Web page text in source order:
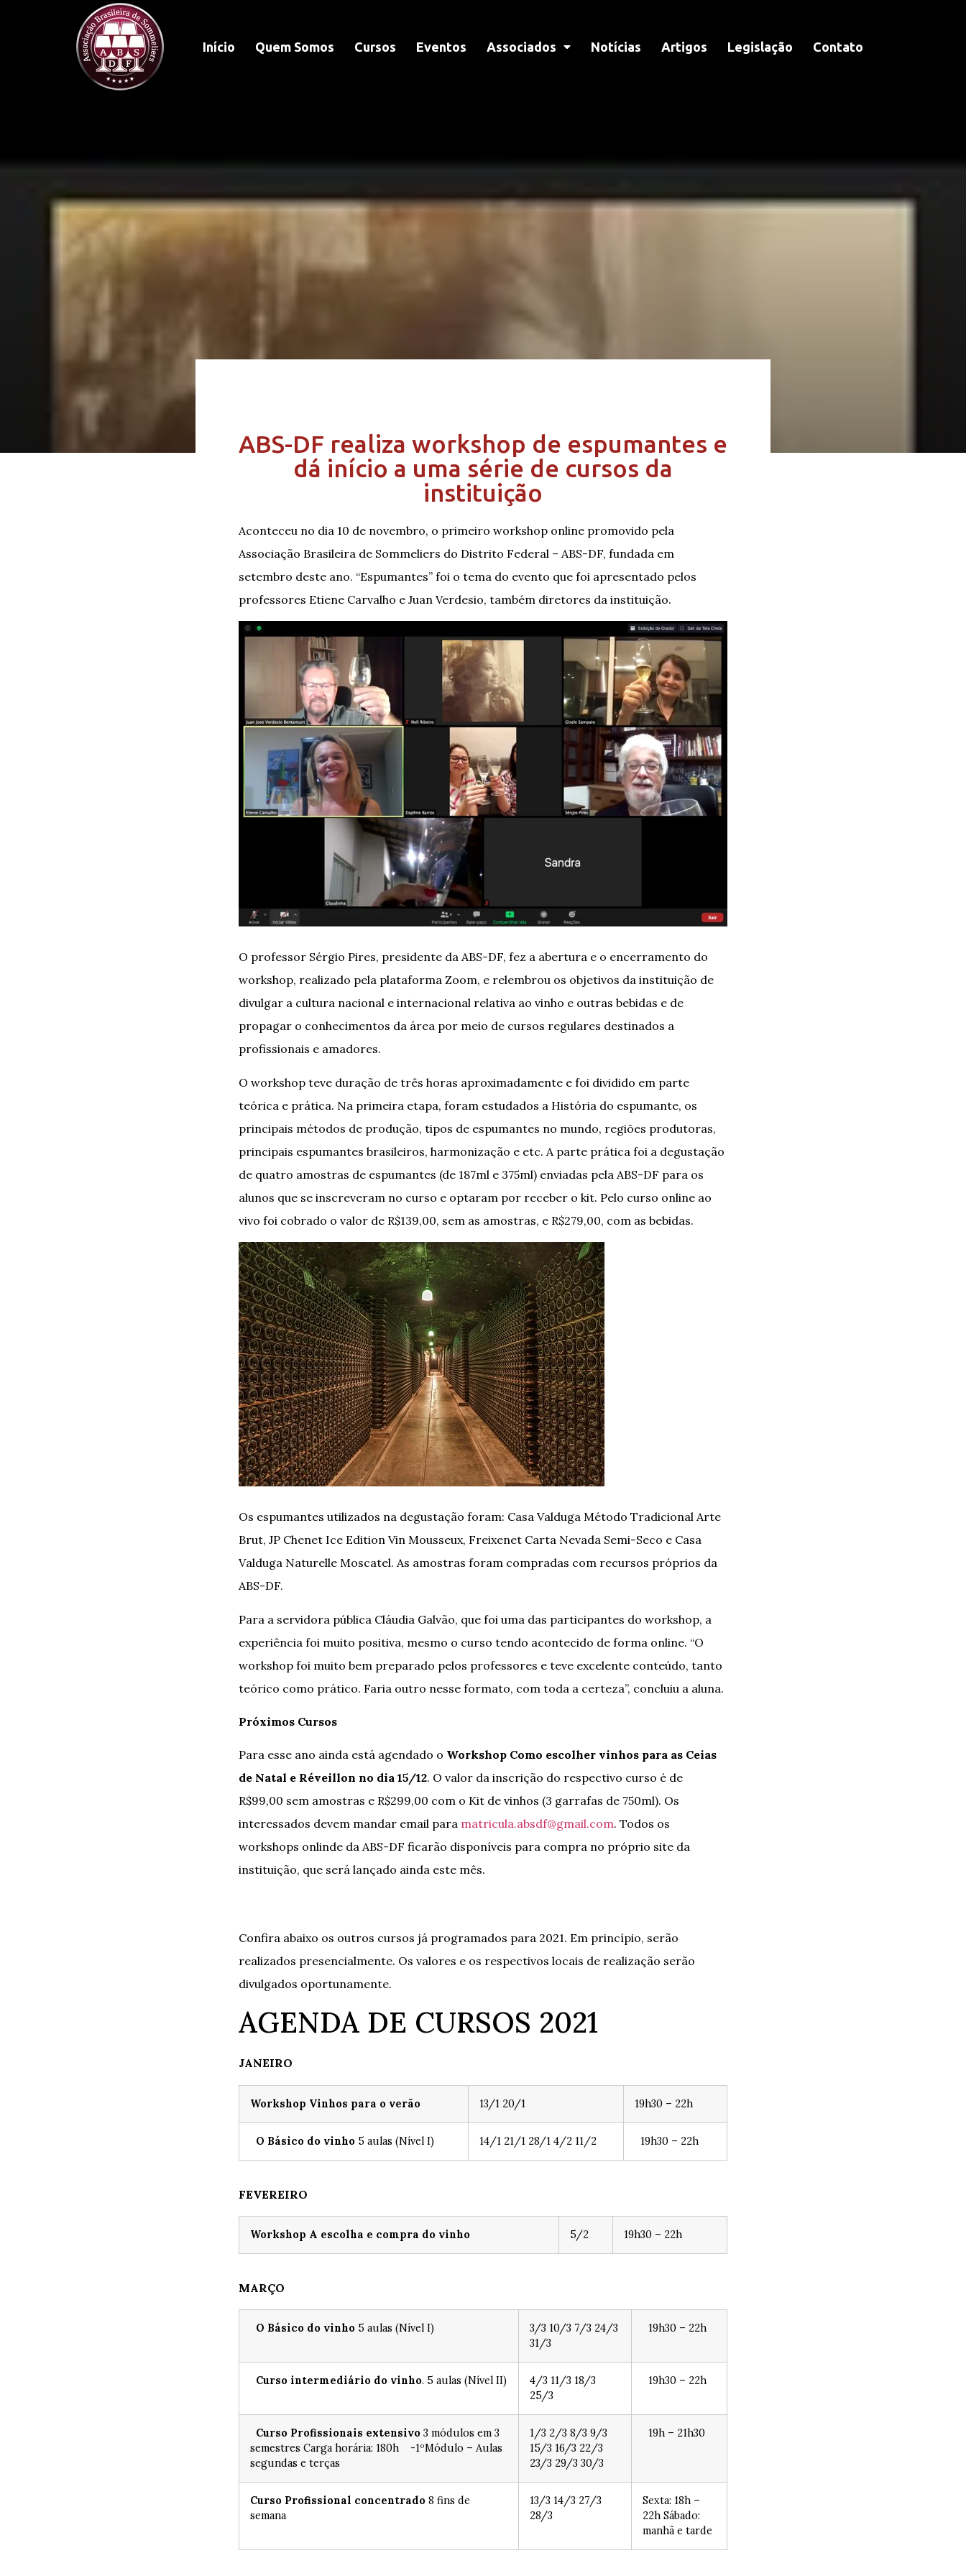
Início Quem Somos Cursos Eventos Associados Notícias Artigos Legislação Contato
ABS-DF realiza workshop de espumantes e
dá início a uma série de cursos da
instituição
Aconteceu no dia 10 de novembro, o primeiro workshop online promovido pela
Associação Brasileira de Sommeliers do Distrito Federal – ABS-DF, fundada em
setembro deste ano. “Espumantes” foi o tema do evento que foi apresentado pelos
professores Etiene Carvalho e Juan Verdesio, também diretores da instituição.
O professor Sérgio Pires, presidente da ABS-DF, fez a abertura e o encerramento do
workshop, realizado pela plataforma Zoom, e relembrou os objetivos da instituição de
divulgar a cultura nacional e internacional relativa ao vinho e outras bebidas e de
propagar o conhecimentos da área por meio de cursos regulares destinados a
profissionais e amadores.
O workshop teve duração de três horas aproximadamente e foi dividido em parte
teórica e prática. Na primeira etapa, foram estudados a História do espumante, os
principais métodos de produção, tipos de espumantes no mundo, regiões produtoras,
principais espumantes brasileiros, harmonização e etc. A parte prática foi a degustação
de quatro amostras de espumantes (de 187ml e 375ml) enviadas pela ABS-DF para os
alunos que se inscreveram no curso e optaram por receber o kit. Pelo curso online ao
vivo foi cobrado o valor de R$139,00, sem as amostras, e R$279,00, com as bebidas.
Os espumantes utilizados na degustação foram: Casa Valduga Método Tradicional Arte
Brut, JP Chenet Ice Edition Vin Mousseux, Freixenet Carta Nevada Semi-Seco e Casa
Valduga Naturelle Moscatel. As amostras foram compradas com recursos próprios da
ABS-DF.
Para a servidora pública Cláudia Galvão, que foi uma das participantes do workshop, a
experiência foi muito positiva, mesmo o curso tendo acontecido de forma online. “O
workshop foi muito bem preparado pelos professores e teve excelente conteúdo, tanto
teórico como prático. Faria outro nesse formato, com toda a certeza”, concluiu a aluna.
Próximos Cursos
Para esse ano ainda está agendado o Workshop Como escolher vinhos para as Ceias
de Natal e Réveillon no dia 15/12. O valor da inscrição do respectivo curso é de
R$99,00 sem amostras e R$299,00 com o Kit de vinhos (3 garrafas de 750ml). Os
interessados devem mandar email para matricula.absdf@gmail.com. Todos os
workshops onlinde da ABS-DF ficarão disponíveis para compra no próprio site da
instituição, que será lançado ainda este mês.
Confira abaixo os outros cursos já programados para 2021. Em princípio, serão
realizados presencialmente. Os valores e os respectivos locais de realização serão
divulgados oportunamente.
AGENDA DE CURSOS 2021
JANEIRO
Workshop Vinhos para o verão 13/1 20/1 19h30 – 22h
O Básico do vinho 5 aulas (Nível I) 14/1 21/1 28/1 4/2 11/2 19h30 – 22h
FEVEREIRO
Workshop A escolha e compra do vinho 5/2 19h30 – 22h
MARÇO
O Básico do vinho 5 aulas (Nível I)
3/3 10/3 7/3 24/3
31/3
19h30 – 22h
Curso intermediário do vinho. 5 aulas (Nível II)
4/3 11/3 18/3
25/3
19h30 – 22h
Curso Profissionais extensivo 3 módulos em 3
semestres Carga horária: 180h -1ºMódulo – Aulas
segundas e terças
1/3 2/3 8/3 9/3
15/3 16/3 22/3
23/3 29/3 30/3
19h – 21h30
Curso Profissional concentrado 8 fins de
semana
13/3 14/3 27/3
28/3
Sexta: 18h –
22h Sábado:
manhã e tarde